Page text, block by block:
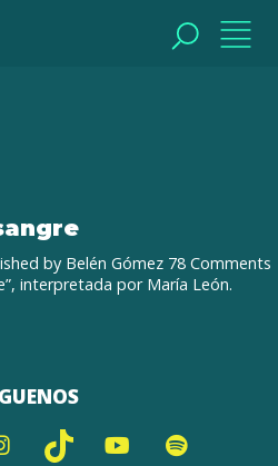
León
by Belén Gómez 78 Comments
interpretada por María León.